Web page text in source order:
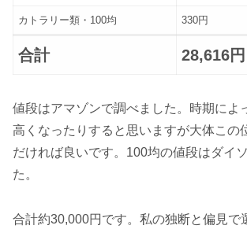
カトラリー類・100均 330円
合計 28,616円
値段はアマゾンで調べました。時期によ
高くなったりすると思いますが大体この
だければ良いです。100均の値段はダイ
た。
合計約30,000円です。私の独断と偏見で